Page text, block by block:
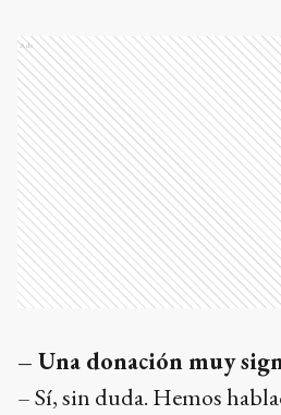
Ads
– Una donación muy
– Sí, sin duda. Hemos